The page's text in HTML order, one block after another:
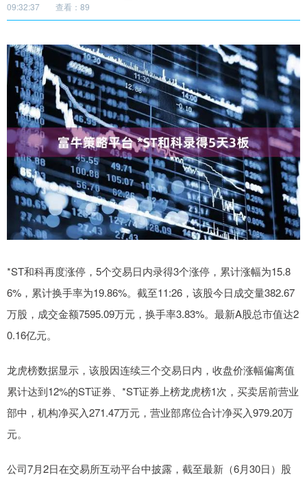
09:32:37
查看：89
*ST和科再度涨停，5个交易日内录得3个涨停，累计涨幅为15.8
6%，累计换手率为19.86%。截至11:26，该股今日成交量382.67
万股，成交金额7595.09万元，换手率3.83%。最新A股总市值达2
0.16亿元。
龙虎榜数据显示，该股因连续三个交易日内，收盘价涨幅偏离值
累计达到12%的ST证券、*ST证券上榜龙虎榜1次，买卖居前营业
部中，机构净买入271.47万元，营业部席位合计净买入979.20万
元。
公司7月2日在交易所互动平台中披露，截至最新（6月30日）股